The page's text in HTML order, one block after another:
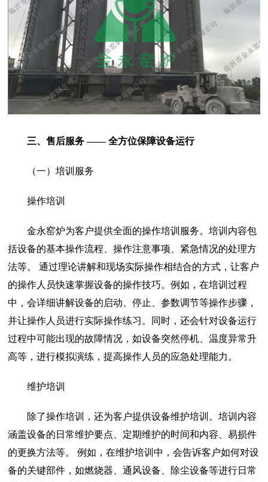
三、售后服务 —— 全方位保障设备运行
（一）培训服务
操作培训
金永窑炉为客户提供全面的操作培训服务。培训内容包
括设备的基本操作流程、操作注意事项、紧急情况的处理方
法等。 通过理论讲解和现场实际操作相结合的方式，让客户
的操作人员快速掌握设备的操作技巧。例如，在培训过程
中，会详细讲解设备的启动、停止、参数调节等操作步骤，
并让操作人员进行实际操作练习。同时，还会针对设备运行
过程中可能出现的故障情况，如设备突然停机、温度异常升
高等，进行模拟演练，提高操作人员的应急处理能力。
维护培训
除了操作培训，还为客户提供设备维护培训。培训内容
涵盖设备的日常维护要点、定期维护的时间和内容、易损件
的更换方法等。 例如，在维护培训中，会告诉客户如何对设
备的关键部件，如燃烧器、通风设备、除尘设备等进行日常